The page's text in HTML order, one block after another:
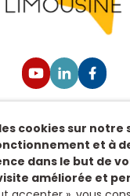
sur nos réseaux
toutes nos
Siège
cookies sur
et à
dans le but de
améliorée et